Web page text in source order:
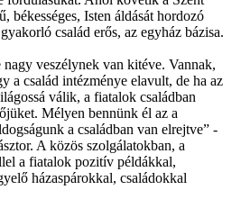
békességes, Isten áldását hordozó
család erős, az egyház bázisa.
veszélynek van kitéve. Vannak,
a család intézménye elavult, de ha az
válik, a fiatalok családban
Mélyen bennünk él az a
a családban van elrejtve” -
A közös szolgálatokban, a
a fiatalok pozitív példákkal,
házaspárokkal, családokkal